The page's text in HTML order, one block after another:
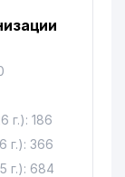
г.): 186
г.): 366
г.): 684